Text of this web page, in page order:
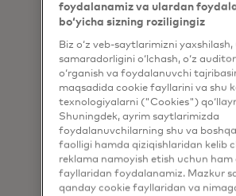
parametrlar to'plamini
esa uni nafaqat natija,
tejash jihatidan ham
boshqa har qanday
ustun qiladi.
Nadav Yekutiel, Head of Data,
foydalanamiz va ulardan
bo‘yicha sizning roziligingiz
Biz o‘z veb-saytlarimizni
samaradorligini o‘lchash, o‘z
o‘rganish va foydalanuvchi
maqsadida cookie fayllarini va shu
texnologiyalarni ("Cookies")
Shuningdek, ayrim saytlarimizda
foydalanuvchilarning shu va
faolligi hamda qiziqishlaridan kelib
reklama namoyish etish uchun ham
fayllaridan foydalanamiz. Mazkur
qanday cookie fayllaridan va